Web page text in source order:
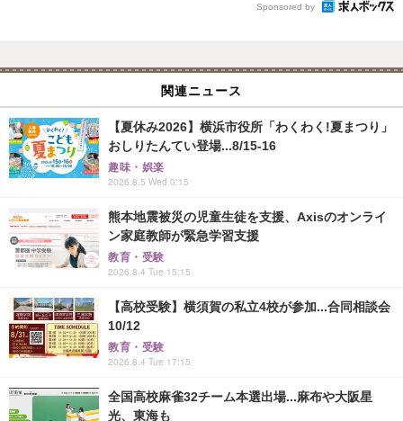
Sponsored by
関連ニュース
【夏休み2026】横浜市役所「わくわく!夏まつり」
おしりたんてい登場...8/15-16
趣味・娯楽
2026.8.5 Wed 0:15
熊本地震被災の児童生徒を支援、Axisのオンライ
ン家庭教師が緊急学習支援
教育・受験
2026.8.4 Tue 15:15
【高校受験】横須賀の私立4校が参加...合同相談会
10/12
教育・受験
2026.8.4 Tue 17:15
全国高校麻雀32チーム本選出場...麻布や大阪星
光、東海も